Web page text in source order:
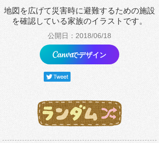
地図を広げて災害時に避難するための施設
を確認している家族のイラストです。
公開日：2018/06/18
でデザイン